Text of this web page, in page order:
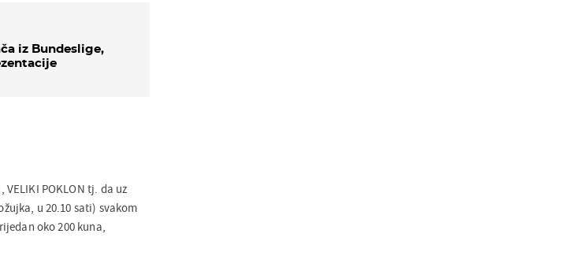
iz Bundeslige,
POKLON tj. da uz
u 20.10 sati) svakom
oko 200 kuna,